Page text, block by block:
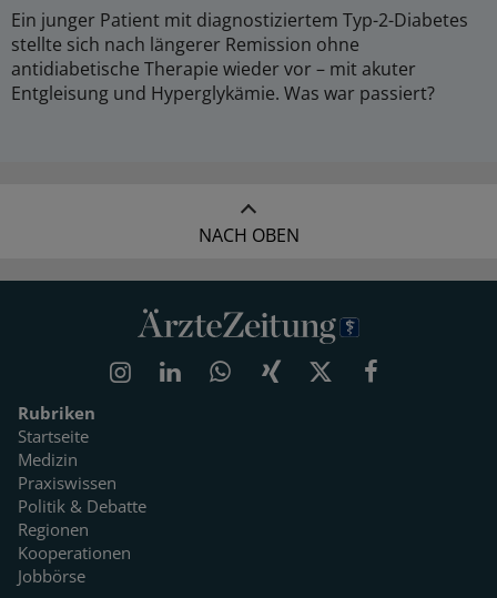
Ein junger Patient mit diagnostiziertem Typ-2-Diabetes
stellte sich nach längerer Remission ohne
antidiabetische Therapie wieder vor – mit akuter
Entgleisung und Hyperglykämie. Was war passiert?
NACH OBEN
Rubriken
Startseite
Medizin
Praxiswissen
Politik & Debatte
Regionen
Kooperationen
Jobbörse